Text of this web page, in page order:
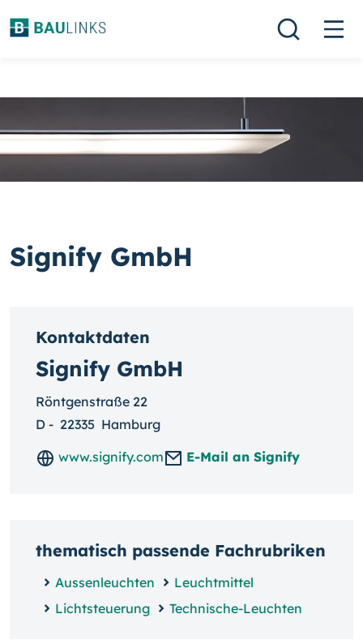
Signify GmbH
Kontaktdaten
Signify GmbH
Röntgenstraße 22
D - 22335 Hamburg
www.signify.com
E-Mail an Signify
thematisch passende Fachrubriken
Aussenleuchten
Leuchtmittel
Lichtsteuerung
Technische-Leuchten